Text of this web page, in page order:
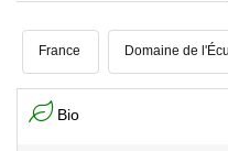
France Domaine de l'Écu
Bio